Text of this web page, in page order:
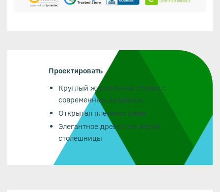
Проектировать
Круглый журнальный столик с
современным дизайном
Открытая плетеная рама
Элегантное древесное зерно
столешницы